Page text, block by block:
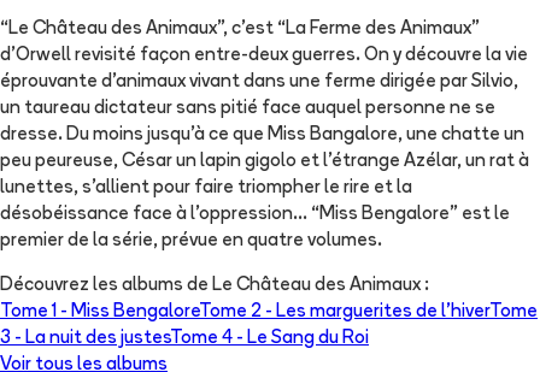
“Le Château des Animaux”, c’est “La Ferme des Animaux”
d’Orwell revisité façon entre-deux guerres. On y découvre la vie
éprouvante d’animaux vivant dans une ferme dirigée par Silvio,
un taureau dictateur sans pitié face auquel personne ne se
dresse. Du moins jusqu’à ce que Miss Bangalore, une chatte un
peu peureuse, César un lapin gigolo et l’étrange Azélar, un rat à
lunettes, s’allient pour faire triompher le rire et la
désobéissance face à l’oppression… “Miss Bengalore” est le
premier de la série, prévue en quatre volumes.
Découvrez les albums de Le Château des Animaux :
Tome 1 - Miss BengaloreTome 2 - Les marguerites de l'hiverTome
3 - La nuit des justesTome 4 - Le Sang du Roi
Voir tous les albums